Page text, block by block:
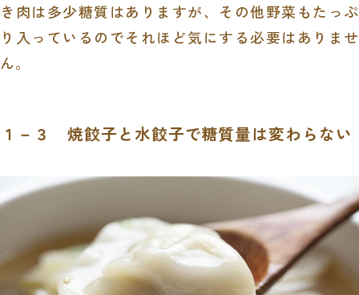
き肉は多少糖質はありますが、その他野菜もたっぷ
り入っているのでそれほど気にする必要はありませ
ん。
１－３ 焼餃子と水餃子で糖質量は変わらない